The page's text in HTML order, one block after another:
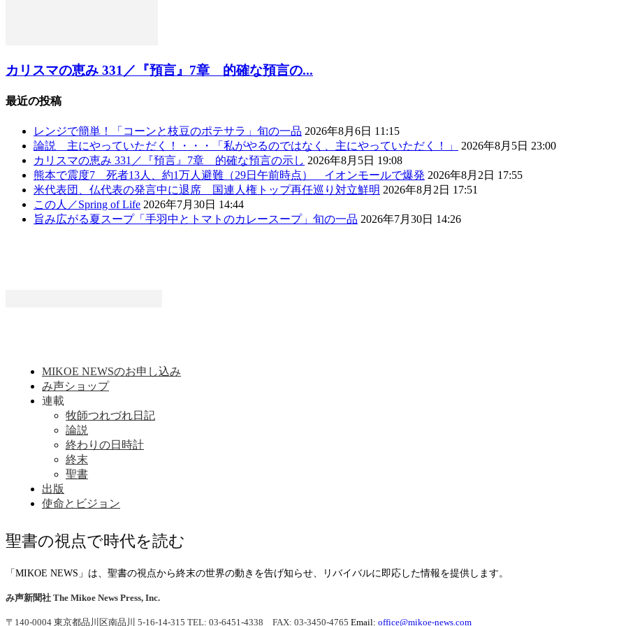
カリスマの恵み 331／『預言』7章 的確な預言の...
最近の投稿
レンジで簡単！「コーンと枝豆のポテサラ」旬の一品 2026年8月6日 11:15
論説 主にやっていただく！・・・「私がやるのではなく、主にやっていただく！」
2026年8月5日 23:00
カリスマの恵み 331／『預言』7章 的確な預言の示し 2026年8月5日 19:08
熊本で震度7 死者13人、約1万人避難（29日午前時点） イオンモールで爆発 2026年8月2日 17:55
米代表団、仏代表の発言中に退席 国連人権トップ再任巡り対立鮮明 2026年8月2日 17:51
この人／Spring of Life 2026年7月30日 14:44
旨み広がる夏スープ「手羽中とトマトのカレースープ」旬の一品 2026年7月30日 14:26
MIKOE NEWSのお申し込み
み声ショップ
連載
牧師つれづれ日記
論説
終わりの日時計
終末
聖書
出版
使命とビジョン
聖書の視点で時代を読む
「MIKOE NEWS」は、聖書の視点から終末の世界の動きを告げ知らせ、リバイバルに即応した情報を提供します。
み声新聞社 The Mikoe News Press, Inc.
〒140-0004 東京都品川区南品川 5-16-14-315 TEL: 03-6451-4338 FAX: 03-3450-4765 Email: office@mikoe-news.com